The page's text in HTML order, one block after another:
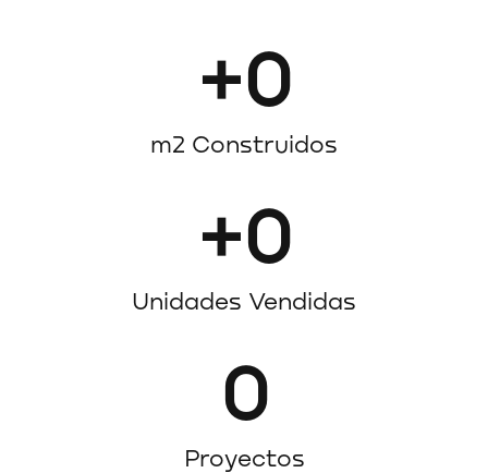
m2 Construidos
+0
Unidades Vendidas
+0
Proyectos
0